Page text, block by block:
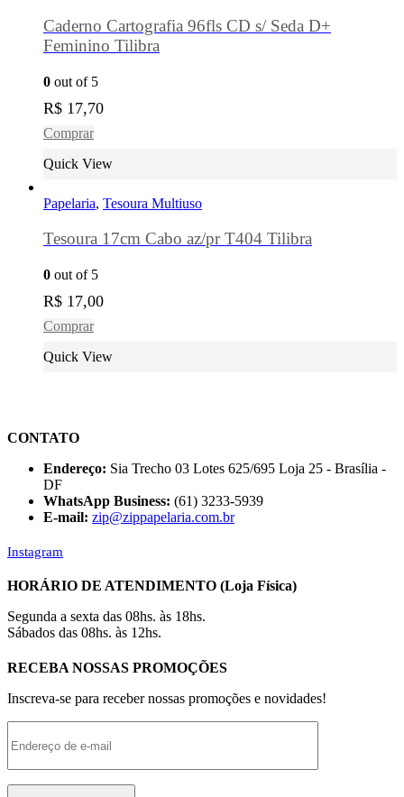
Caderno Cartografia 96fls CD s/ Seda D+
Feminino Tilibra
0 out of 5
R$ 17,70
Comprar
Quick View
Papelaria, Tesoura Multiuso
Tesoura 17cm Cabo az/pr T404 Tilibra
0 out of 5
R$ 17,00
Comprar
Quick View
CONTATO
Endereço: Sia Trecho 03 Lotes 625/695 Loja 25 - Brasília -
DF
WhatsApp Business: (61) 3233-5939
E-mail: zip@zippapelaria.com.br
Instagram
HORÁRIO DE ATENDIMENTO (Loja Física)
Segunda a sexta das 08hs. às 18hs.
Sábados das 08hs. às 12hs.
RECEBA NOSSAS PROMOÇÕES
Inscreva-se para receber nossas promoções e novidades!